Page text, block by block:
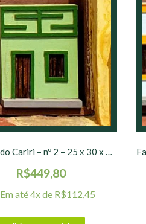
Fachada do Cariri – nº 2 – 25 x 30 x 10 cm
R$449,80
Em até 4x de R$112,45